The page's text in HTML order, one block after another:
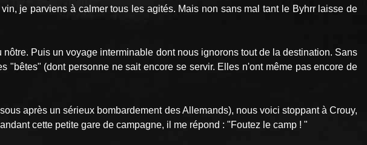
je parviens à calmer tous les agités. Mais non sans mal tant le Byhrr laisse de
Puis un voyage interminable dont nous ignorons tout de la destination. Sans
(dont personne ne sait encore se servir. Elles n'ont même pas encore de
après un sérieux bombardement des Allemands), nous voici stoppant à Crouy,
cette petite gare de campagne, il me répond : "Foutez le camp ! "